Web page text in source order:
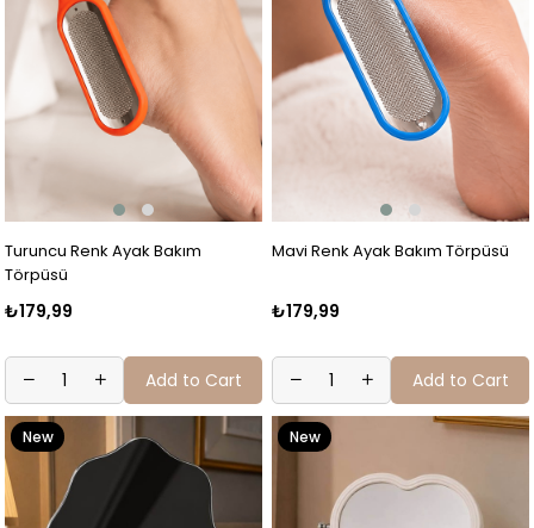
Turuncu Renk Ayak Bakım
Törpüsü
₺179,99
Add to Cart
Mavi Renk Ayak Bakım Törpüsü
₺179,99
Add to Cart
New
New